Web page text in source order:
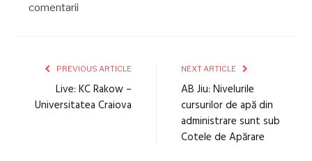
comentarii
PREVIOUS ARTICLE
Live: KC Rakow –
Universitatea Craiova
NEXT ARTICLE
AB Jiu: Nivelurile
cursurilor de apă din
administrare sunt sub
Cotele de Apărare